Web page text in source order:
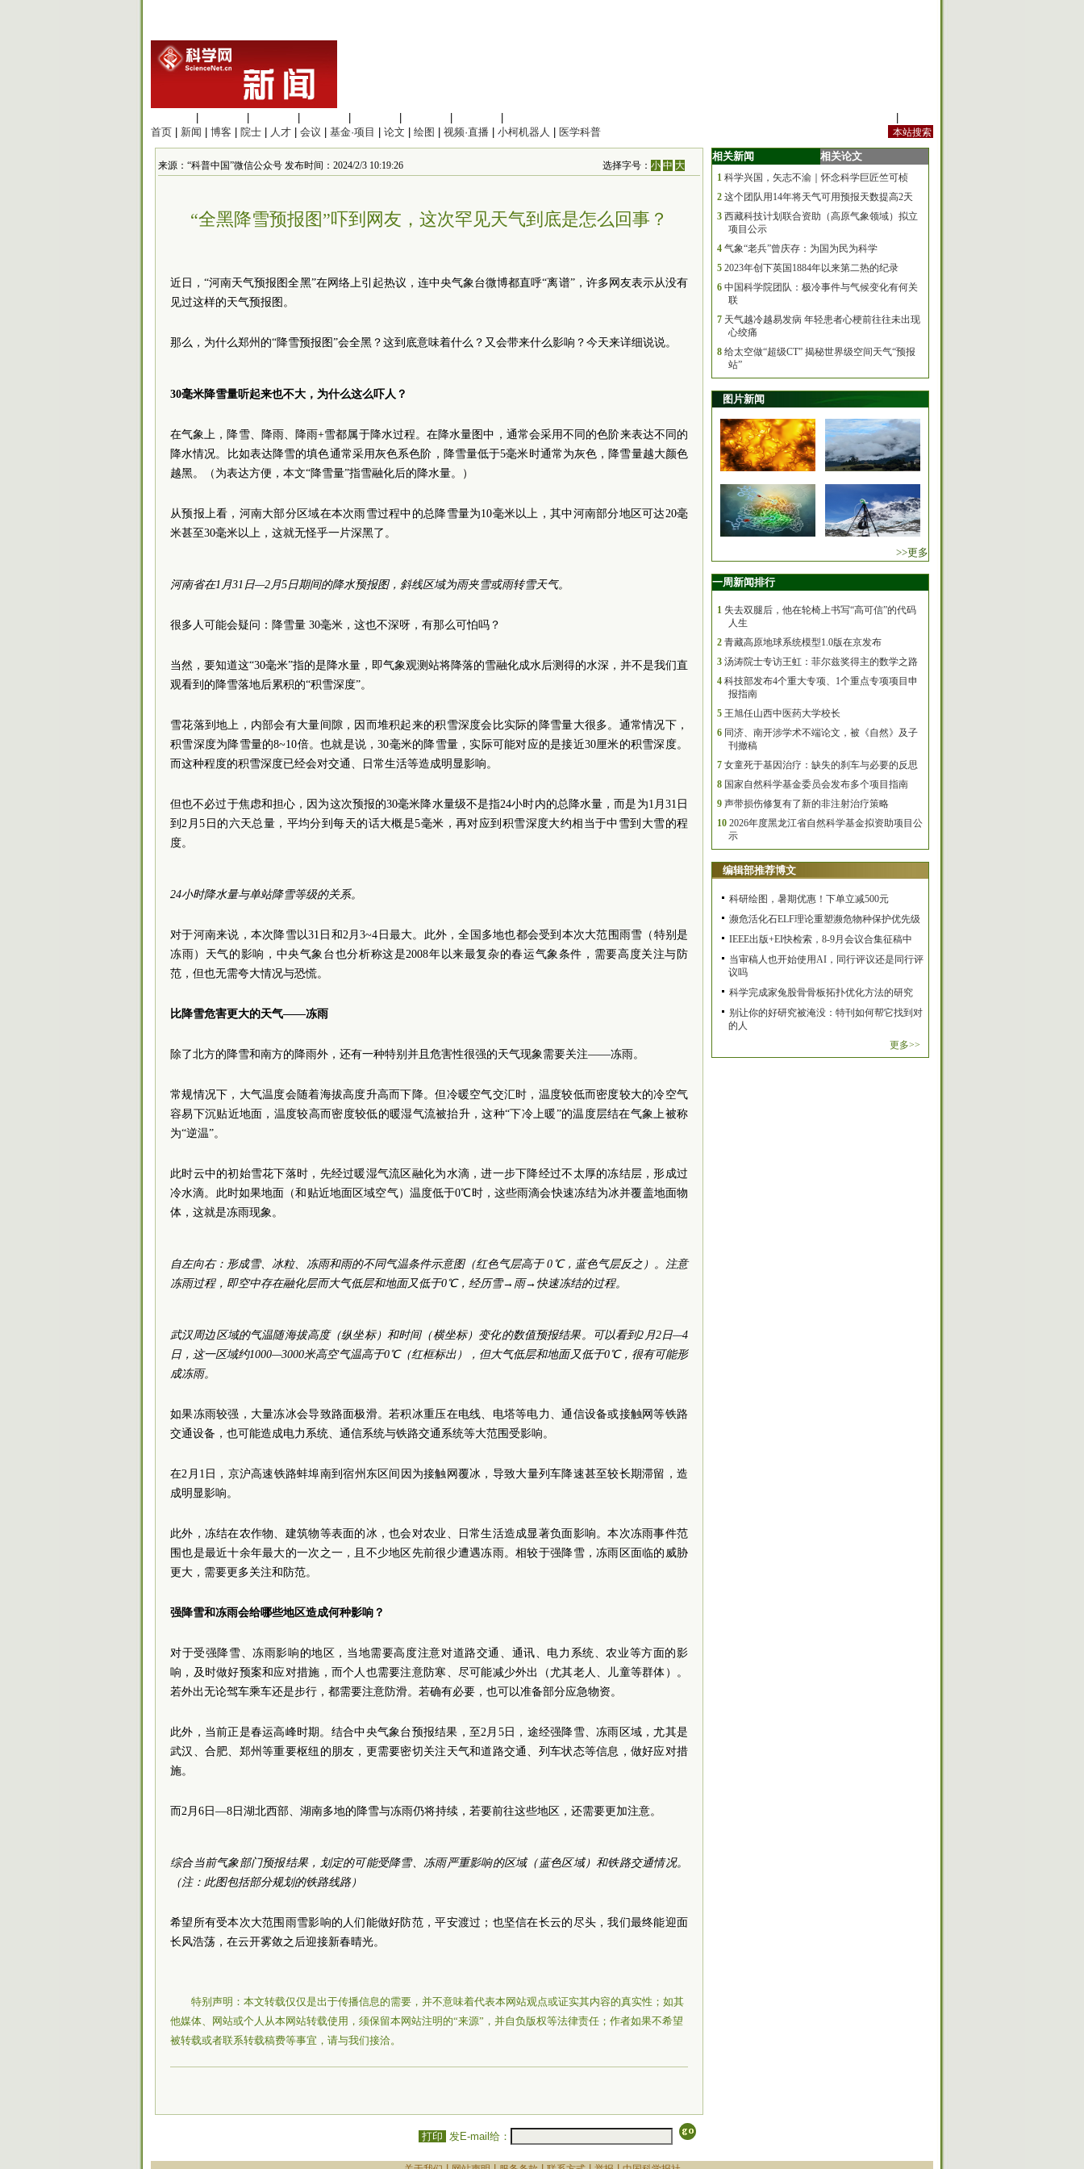
首页
新闻 博客 院士 人才 会议 基金·项目 论文 绘图 视频·直播 小柯机器人 医学科普
来源：“科普中国”微信公众号 发布时间：2024/2/3 10:19:26 选择字号：小 中 大
“全黑降雪预报图”吓到网友，这次罕见天气到底是怎么回事？
近日，“河南天气预报图全黑”在网络上引起热议，连中央气象台微博都直呼“离谱”，许多网友表示从没有
见过这样的天气预报图。
那么，为什么郑州的“降雪预报图”会全黑？这到底意味着什么？又会带来什么影响？今天来详细说说。
30毫米降雪量听起来也不大，为什么这么吓人？
在气象上，降雪、降雨、降雨+雪都属于降水过程。在降水量图中，通常会采用不同的色阶来表达不同的
降水情况。比如表达降雪的填色通常采用灰色系色阶，降雪量低于5毫米时通常为灰色，降雪量越大颜色
越黑。（为表达方便，本文“降雪量”指雪融化后的降水量。）
从预报上看，河南大部分区域在本次雨雪过程中的总降雪量为10毫米以上，其中河南部分地区可达20毫
米甚至30毫米以上，这就无怪乎一片深黑了。
河南省在1月31日—2月5日期间的降水预报图，斜线区域为雨夹雪或雨转雪天气。
很多人可能会疑问：降雪量 30毫米，这也不深呀，有那么可怕吗？
当然，要知道这“30毫米”指的是降水量，即气象观测站将降落的雪融化成水后测得的水深，并不是我们直
观看到的降雪落地后累积的“积雪深度”。
雪花落到地上，内部会有大量间隙，因而堆积起来的积雪深度会比实际的降雪量大很多。通常情况下，
积雪深度为降雪量的8~10倍。也就是说，30毫米的降雪量，实际可能对应的是接近30厘米的积雪深度。
而这种程度的积雪深度已经会对交通、日常生活等造成明显影响。
但也不必过于焦虑和担心，因为这次预报的30毫米降水量级不是指24小时内的总降水量，而是为1月31日
到2月5日的六天总量，平均分到每天的话大概是5毫米，再对应到积雪深度大约相当于中雪到大雪的程
度。
24小时降水量与单站降雪等级的关系。
对于河南来说，本次降雪以31日和2月3~4日最大。此外，全国多地也都会受到本次大范围雨雪（特别是
冻雨）天气的影响，中央气象台也分析称这是2008年以来最复杂的春运气象条件，需要高度关注与防
范，但也无需夸大情况与恐慌。
比降雪危害更大的天气——冻雨
除了北方的降雪和南方的降雨外，还有一种特别并且危害性很强的天气现象需要关注——冻雨。
常规情况下，大气温度会随着海拔高度升高而下降。但冷暖空气交汇时，温度较低而密度较大的冷空气
容易下沉贴近地面，温度较高而密度较低的暖湿气流被抬升，这种“下冷上暖”的温度层结在气象上被称
为“逆温”。
此时云中的初始雪花下落时，先经过暖湿气流区融化为水滴，进一步下降经过不太厚的冻结层，形成过
冷水滴。此时如果地面（和贴近地面区域空气）温度低于0℃时，这些雨滴会快速冻结为冰并覆盖地面物
体，这就是冻雨现象。
自左向右：形成雪、冰粒、冻雨和雨的不同气温条件示意图（红色气层高于 0℃，蓝色气层反之）。注意
冻雨过程，即空中存在融化层而大气低层和地面又低于0℃，经历雪→雨→快速冻结的过程。
武汉周边区域的气温随海拔高度（纵坐标）和时间（横坐标）变化的数值预报结果。可以看到2月2日—4
日，这一区域约1000—3000米高空气温高于0℃（红框标出），但大气低层和地面又低于0℃，很有可能形
成冻雨。
如果冻雨较强，大量冻冰会导致路面极滑。若积冰重压在电线、电塔等电力、通信设备或接触网等铁路
交通设备，也可能造成电力系统、通信系统与铁路交通系统等大范围受影响。
在2月1日，京沪高速铁路蚌埠南到宿州东区间因为接触网覆冰，导致大量列车降速甚至较长期滞留，造
成明显影响。
此外，冻结在农作物、建筑物等表面的冰，也会对农业、日常生活造成显著负面影响。本次冻雨事件范
围也是最近十余年最大的一次之一，且不少地区先前很少遭遇冻雨。相较于强降雪，冻雨区面临的威胁
更大，需要更多关注和防范。
强降雪和冻雨会给哪些地区造成何种影响？
对于受强降雪、冻雨影响的地区，当地需要高度注意对道路交通、通讯、电力系统、农业等方面的影
响，及时做好预案和应对措施，而个人也需要注意防寒、尽可能减少外出（尤其老人、儿童等群体）。
若外出无论驾车乘车还是步行，都需要注意防滑。若确有必要，也可以准备部分应急物资。
此外，当前正是春运高峰时期。结合中央气象台预报结果，至2月5日，途经强降雪、冻雨区域，尤其是
武汉、合肥、郑州等重要枢纽的朋友，更需要密切关注天气和道路交通、列车状态等信息，做好应对措
施。
而2月6日—8日湖北西部、湖南多地的降雪与冻雨仍将持续，若要前往这些地区，还需要更加注意。
综合当前气象部门预报结果，划定的可能受降雪、冻雨严重影响的区域（蓝色区域）和铁路交通情况。
（注：此图包括部分规划的铁路线路）
希望所有受本次大范围雨雪影响的人们能做好防范，平安渡过；也坚信在长云的尽头，我们最终能迎面
长风浩荡，在云开雾敛之后迎接新春晴光。
特别声明：本文转载仅仅是出于传播信息的需要，并不意味着代表本网站观点或证实其内容的真实性；如其
他媒体、网站或个人从本网站转载使用，须保留本网站注明的“来源”，并自负版权等法律责任；作者如果不希望
被转载或者联系转载稿费等事宜，请与我们接洽。
打印 发E-mail给：
相关新闻 相关论文
1 科学兴国，矢志不渝｜怀念科学巨匠竺可桢
2 这个团队用14年将天气可用预报天数提高2天
3 西藏科技计划联合资助（高原气象领域）拟立
项目公示
4 气象“老兵”曾庆存：为国为民为科学
5 2023年创下英国1884年以来第二热的纪录
6 中国科学院团队：极冷事件与气候变化有何关
联
7 天气越冷越易发病 年轻患者心梗前往往未出现
心绞痛
8 给太空做“超级CT” 揭秘世界级空间天气“预报
站”
图片新闻
>>更多
一周新闻排行
1 失去双腿后，他在轮椅上书写“高可信”的代码
人生
2 青藏高原地球系统模型1.0版在京发布
3 汤涛院士专访王虹：菲尔兹奖得主的数学之路
4 科技部发布4个重大专项、1个重点专项项目申
报指南
5 王旭任山西中医药大学校长
6 同济、南开涉学术不端论文，被《自然》及子
刊撤稿
7 女童死于基因治疗：缺失的刹车与必要的反思
8 国家自然科学基金委员会发布多个项目指南
9 声带损伤修复有了新的非注射治疗策略
10 2026年度黑龙江省自然科学基金拟资助项目公
示
编辑部推荐博文
科研绘图，暑期优惠！下单立减500元
濒危活化石ELF理论重塑濒危物种保护优先级
IEEE出版+EI快检索，8-9月会议合集征稿中
当审稿人也开始使用AI，同行评议还是同行评
议吗
科学完成家兔股骨骨板拓扑优化方法的研究
别让你的好研究被淹没：特刊如何帮它找到对
的人
更多>>